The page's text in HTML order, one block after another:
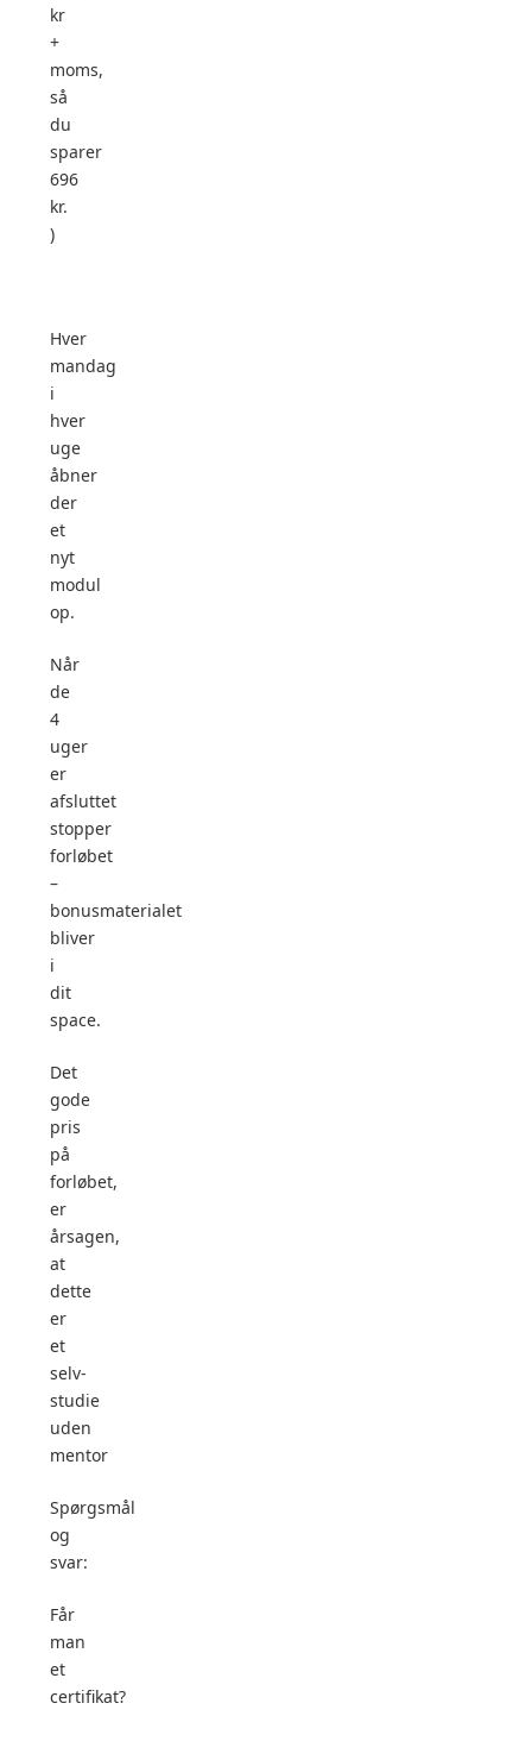
kr
+
moms,
så
du
sparer
696
kr.
)
Hver
mandag
i
hver
uge
åbner
der
et
nyt
modul
op.
Når
de
4
uger
er
afsluttet
stopper
forløbet
–
bonusmaterialet
bliver
i
dit
space.
Det
gode
pris
på
forløbet,
er
årsagen,
at
dette
er
et
selv-
studie
uden
mentor
Spørgsmål
og
svar:
Får
man
et
certifikat?